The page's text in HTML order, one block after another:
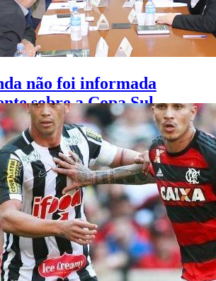
não foi informada
sobre a Copa Sul-